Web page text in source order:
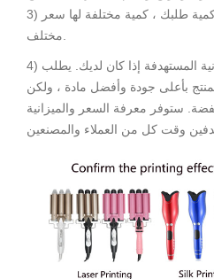
3) واسمحوا لنا أن نعرف كمية طلبك ، كمية مختلفة لها سعر
4) يرجى إخبارنا بالسعر أو الميزانية المستهدفة إذا كان لديك. يطلب
بأعلى جودة وأفضل مادة ، ولكن
ستوفر معرفة السعر والميزانية